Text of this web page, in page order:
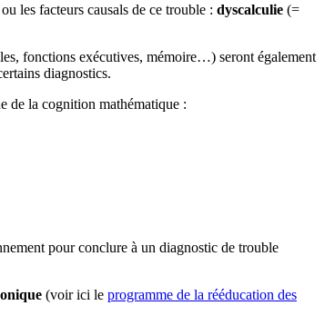
les facteurs causals de ce trouble : dyscalculie (=
fonctions exécutives, mémoire…) seront également
diagnostics.
de la cognition mathématique :
pour conclure à un diagnostic de trouble
(voir ici le programme de la rééducation des